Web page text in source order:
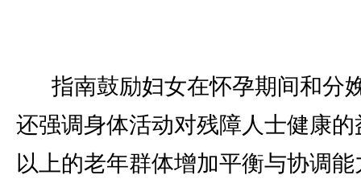
指南鼓励妇女在怀孕期间和分
还强调身体活动对残障人士健康
以上的老年群体增加平衡与协调